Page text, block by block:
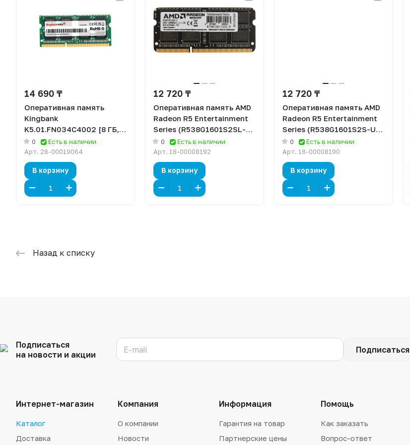
14 690 ₸
Оперативная память
Kingbank
K5.01.FN034C4002 [8 ГБ,
DDR 3, 1600 МГц, 1.35 В]
0
Есть в наличии
Арт. 28-00019064
В корзину
12 720 ₸
Оперативная память AMD
Radeon R5 Entertainment
Series (R538G1601S2SL-U)
[8 ГБ, DDR 3, 1600 МГц,
1.35 В, подсветка]
0
Есть в наличии
Арт. 18-00008192
В корзину
12 720 ₸
Оперативная память AMD
Radeon R5 Entertainment
Series (R538G1601S2S-U)
[8 ГБ, DDR 3, 1600 МГц, 1.5
В]
0
Есть в наличии
Арт. 18-00008190
В корзину
Назад к списку
Подписаться
на новости и акции
Подписаться
Интернет-магазин
Каталог
Доставка
Компания
О компании
Новости
Информация
Гарантия на товар
Партнерские цены
Помощь
Как заказать
Вопрос-ответ